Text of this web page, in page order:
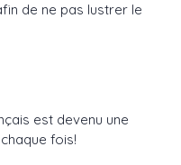
de ne pas lustrer le
est devenu une
fois!